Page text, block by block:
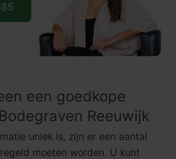
een goedkope
Reeuwijk
uniek is, zijn er een aantal
moeten worden. U kunt